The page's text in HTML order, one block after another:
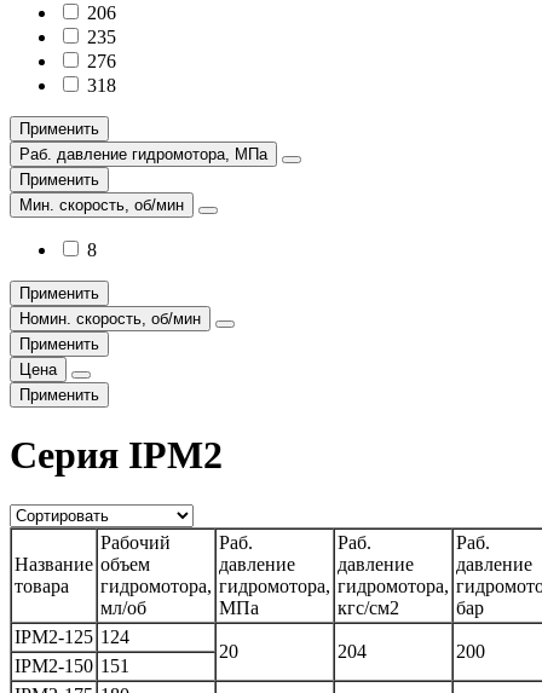
206
235
276
318
Применить
Раб. давление гидромотора, МПа
Применить
Мин. скорость, об/мин
8
Применить
Номин. скорость, об/мин
Применить
Цена
Применить
Серия IPM2
Название
товара
Рабочий
объем
гидромотора,
мл/об
Раб.
давление
гидромотора,
МПа
Раб.
давление
гидромотора,
кгс/см2
Раб.
давление
бар
IPM2-125 124
20 204 200
IPM2-150 151